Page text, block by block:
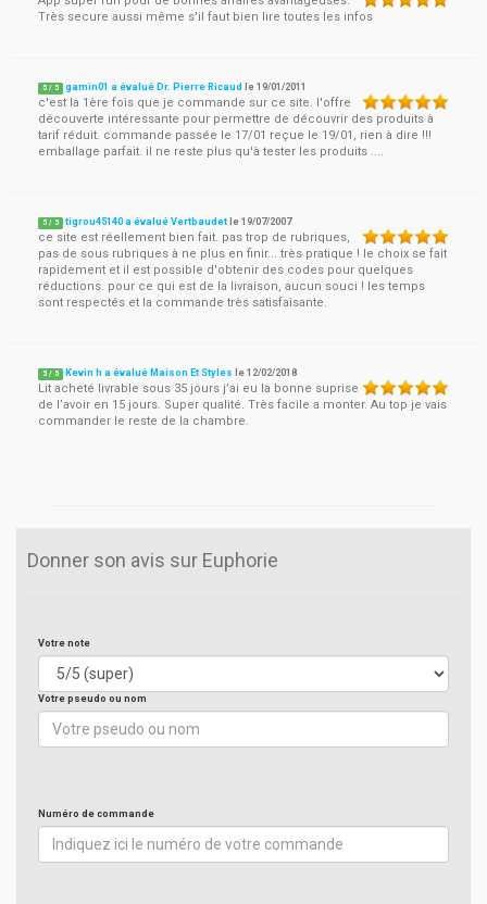
Très secure aussi même s'il faut bien lire toutes les infos
5 / 5 gamin01 a évalué Dr. Pierre Ricaud le19/01/2011
c'est la 1ère fois que je commande sur ce site. l'offre
découverte intéressante pour permettre de découvrir des produits à
tarif réduit. commande passée le 17/01 reçue le 19/01, rien à dire !!!
emballage parfait. il ne reste plus qu'à tester les produits ....
5 / 5 tigrou45140 a évalué Vertbaudet le19/07/2007
ce site est réellement bien fait. pas trop de rubriques,
pas de sous rubriques à ne plus en finir... très pratique ! le choix se fait
rapidement et il est possible d'obtenir des codes pour quelques
réductions. pour ce qui est de la livraison, aucun souci ! les temps
sont respectés et la commande très satisfaisante.
5 / 5 Kevin h a évalué Maison Et Styles le12/02/2018
Lit acheté livrable sous 35 jours j’ai eu la bonne suprise
de l’avoir en 15 jours. Super qualité. Très facile a monter. Au top je vais
commander le reste de la chambre.
Donner son avis sur Euphorie
Votre note
Votre pseudo ou nom
Numéro de commande